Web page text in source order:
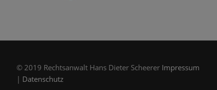
© 2019 Rechtsanwalt Hans Dieter Scheerer Impressum
| Datenschutz